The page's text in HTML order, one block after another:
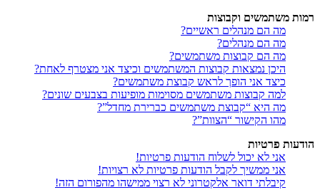
רמות משתמשים וקבוצות
מה הם מנהלים ראשיים?
מה הם מנהלים?
מה הם קבוצות משתמשים?
היכן נמצאות קבוצות המשתמשים וכיצד אני מצטרף לאחת?
כיצד אני הופך לראש קבוצת משתמשים?
למה קבוצות משתמשים מסוימות מופיעות בצבעים שונים?
מה היא “קבוצת משתמשים כברירת מחדל”?
מהו הקישור “הצוות”?
הודעות פרטיות
אני לא יכול לשלוח הודעות פרטיות!
אני ממשיך לקבל הודעות פרטיות לא רצויות!
קיבלתי דואר אלקטרוני לא רצוי ממישהו מהפורום הזה!